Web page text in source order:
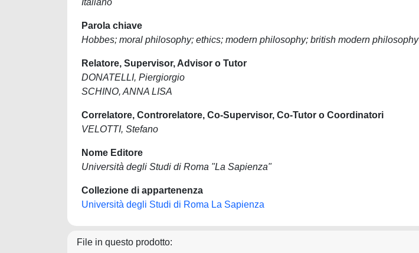
Italiano
Parola chiave
Hobbes; moral philosophy; ethics; modern philosophy; british modern philosophy
Relatore, Supervisor, Advisor o Tutor
DONATELLI, Piergiorgio
SCHINO, ANNA LISA
Correlatore, Controrelatore, Co-Supervisor, Co-Tutor o Coordinatori
VELOTTI, Stefano
Nome Editore
Università degli Studi di Roma "La Sapienza"
Collezione di appartenenza
Università degli Studi di Roma La Sapienza
File in questo prodotto: